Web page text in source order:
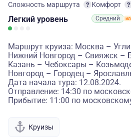
Сложность маршрута
Легкий уровень
Комфорт
Средний
Маршрут круиза: Москва –
Нижний Новгород – Свияжск –
Казань – Чебоксары –
Новгород – Городец –
Дата начала тура: 12.08.2024.
Отправление: 14:30 по
Прибытие: 11:00 по
Круизы